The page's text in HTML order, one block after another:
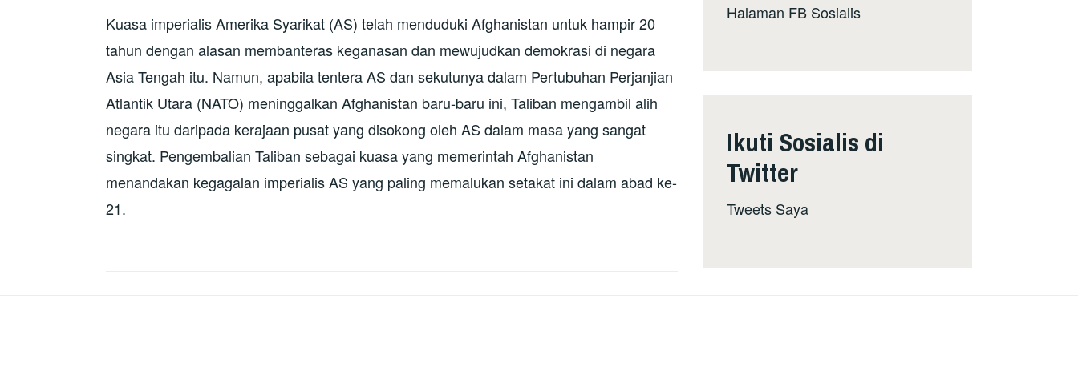
Kuasa imperialis Amerika Syarikat (AS) telah menduduki Afghanistan untuk hampir 20
tahun dengan alasan membanteras keganasan dan mewujudkan demokrasi di negara
Asia Tengah itu. Namun, apabila tentera AS dan sekutunya dalam Pertubuhan Perjanjian
Atlantik Utara (NATO) meninggalkan Afghanistan baru-baru ini, Taliban mengambil alih
negara itu daripada kerajaan pusat yang disokong oleh AS dalam masa yang sangat
singkat. Pengembalian Taliban sebagai kuasa yang memerintah Afghanistan
menandakan kegagalan imperialis AS yang paling memalukan setakat ini dalam abad ke-
21.
Halaman FB Sosialis
Ikuti Sosialis di
Twitter
Tweets Saya